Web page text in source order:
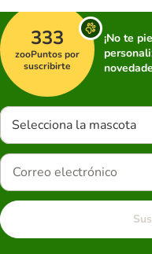
333
zooPuntos por
suscribirte
¡No te
Selecciona la mascota